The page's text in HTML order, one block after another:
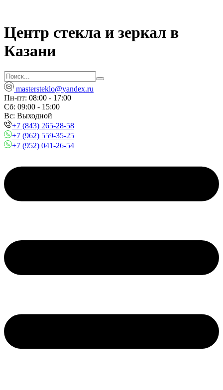
Центр стекла и зеркал в
Казани
mastersteklo@yandex.ru
Пн-пт: 08:00 - 17:00
Сб: 09:00 - 15:00
Вc: Выходной
+7 (843) 265-28-58
+7 (962) 559-35-25
+7 (952) 041-26-54